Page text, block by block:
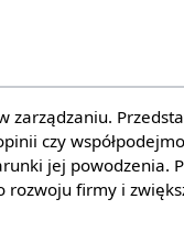
zarządzaniu.
czy
jej powodzenia.
rozwoju firmy i